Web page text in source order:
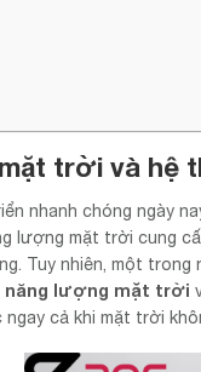
trời và hệ
nhanh chóng ngày
lượng mặt trời cung
Tuy nhiên, một
lượng mặt trời
cả khi mặt trời